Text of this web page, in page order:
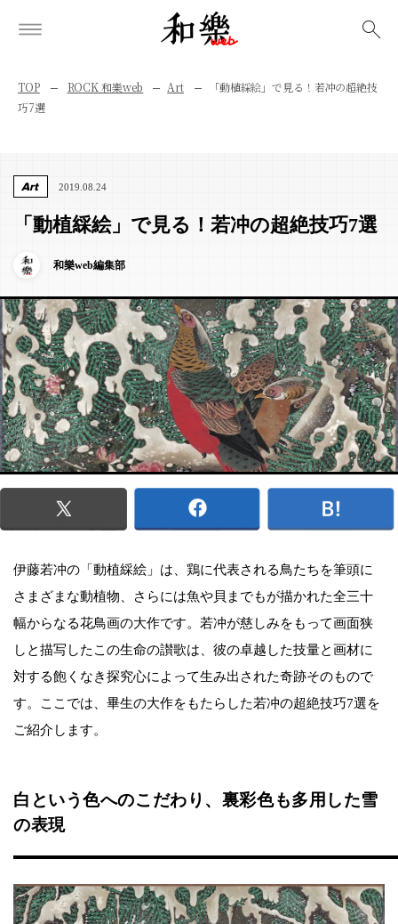
TOP ROCK 和樂web Art
「動植綵絵」で見る！若冲の超絶技
巧7選
Art 2019.08.24
「動植綵絵」で見る！若冲の超絶技巧7選
和樂web編集部
伊藤若冲の「動植綵絵」は、鶏に代表される鳥たちを筆頭に
さまざまな動植物、さらには魚や貝までもが描かれた全三十
幅からなる花鳥画の大作です。若冲が慈しみをもって画面狭
しと描写したこの生命の讃歌は、彼の卓越した技量と画材に
対する飽くなき探究心によって生み出された奇跡そのもので
す。ここでは、畢生の大作をもたらした若冲の超絶技巧7選を
ご紹介します。
白という色へのこだわり、裏彩色も多用した雪
の表現